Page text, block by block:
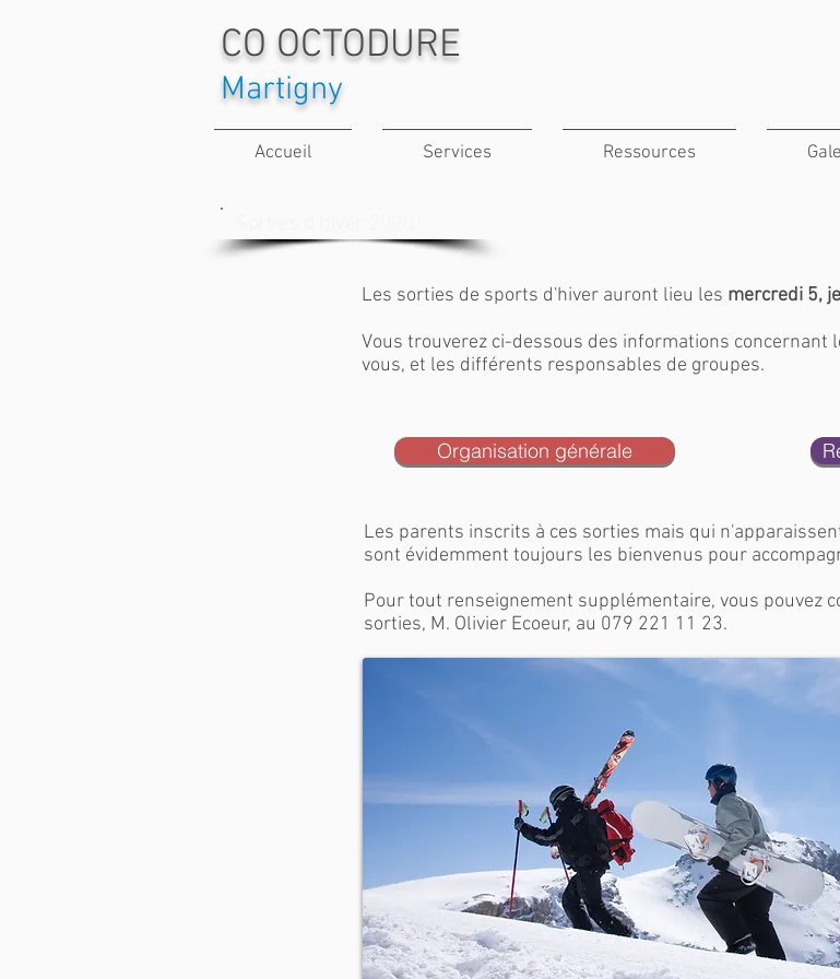
CO OCTODURE
Martigny
Les sorties de sports d'hiver auront lieu les mercredi 5,
Vous trouverez ci-dessous des informations concernant
vous, et les différents responsables de groupes.
Organisation générale
Les parents inscrits à ces sorties mais qui
sont évidemment toujours les bienvenus pour
Pour tout renseignement supplémentaire, vous pouvez
sorties, M. Olivier Ecoeur, au 079 221 11 23.
Accueil Services Ressources